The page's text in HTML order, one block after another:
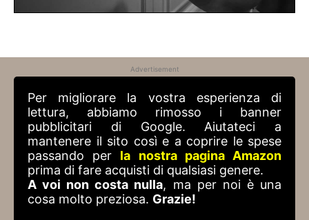
Advertisement
Per migliorare la vostra esperienza di
lettura, abbiamo rimosso i banner
pubblicitari di Google. Aiutateci a
mantenere il sito così e a coprire le spese
passando per la nostra pagina Amazon
prima di fare acquisti di qualsiasi genere.
A voi non costa nulla, ma per noi è una
cosa molto preziosa. Grazie!